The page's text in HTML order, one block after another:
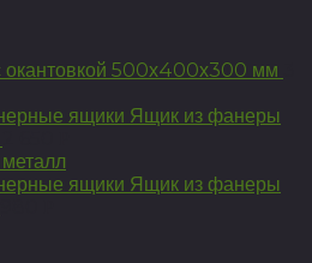
окантовкой 500х400х300 мм
Ящик из фанеры
Ящик из фанеры